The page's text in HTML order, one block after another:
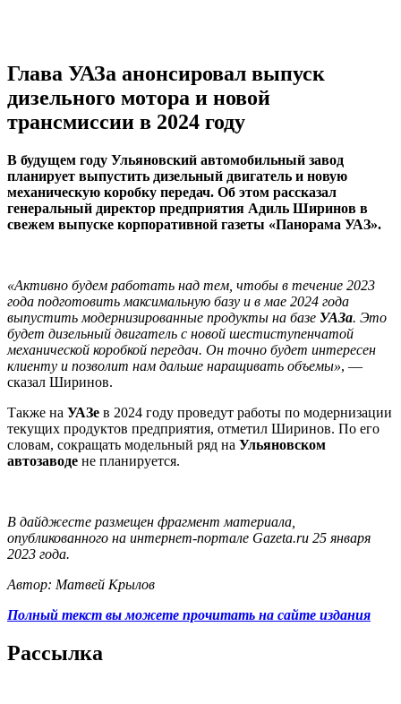
Глава УАЗа анонсировал выпуск
дизельного мотора и новой
трансмиссии в 2024 году
В будущем году Ульяновский автомобильный завод
планирует выпустить дизельный двигатель и новую
механическую коробку передач. Об этом рассказал
генеральный директор предприятия Адиль Ширинов в
свежем выпуске корпоративной газеты «Панорама УАЗ».
«Активно будем работать над тем, чтобы в течение 2023
года подготовить максимальную базу и в мае 2024 года
выпустить модернизированные продукты на базе УАЗа. Это
будет дизельный двигатель с новой шестиступенчатой
механической коробкой передач. Он точно будет интересен
клиенту и позволит нам дальше наращивать объемы», —
сказал Ширинов.
Также на УАЗе в 2024 году проведут работы по модернизации
текущих продуктов предприятия, отметил Ширинов. По его
словам, сокращать модельный ряд на Ульяновском
автозаводе не планируется.
В дайджесте размещен фрагмент материала,
опубликованного на интернет-портале Gazeta.ru 25 января
2023 года.
Автор: Матвей Крылов
Полный текст вы можете прочитать на сайте издания
Рассылка